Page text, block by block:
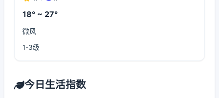
18° ~ 27°
微风
1-3级
今日生活指数